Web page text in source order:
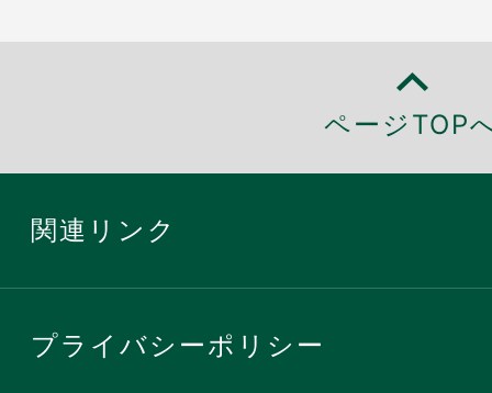
ページTOP
関連リンク
プライバシーポリシー